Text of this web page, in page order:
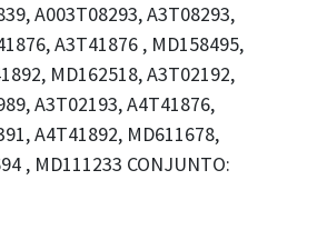
A003T08293, A3T08293,
A3T41876 , MD158495,
MD162518, A3T02192,
A3T02193, A4T41876,
A4T41892, MD611678,
, MD111233 CONJUNTO: